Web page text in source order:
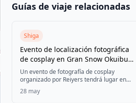
🎆 Matsuri y
Festivales
Obtener Entradas
Guías de viaje relacionadas
Shiga
Evento de localización fotográfica
de cosplay en Gran Snow Okuibuki
el 30 de mayo — Con personajes
de Demon Slayer, Genshin Impact,
Pokémon, Touken Ranbu y The
Legend of Zelda
Un evento de fotografía de cosplay
organizado por Reiyers tendrá lugar en
Gran Snow Okuibuki, en la prefectura de
Shiga, el 30 de mayo de 2026, ofreciendo
28 may